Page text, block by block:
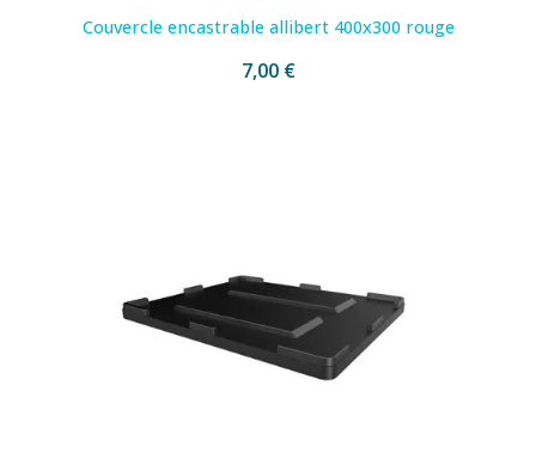
Couvercle encastrable allibert 400x300 rouge
7,00 €